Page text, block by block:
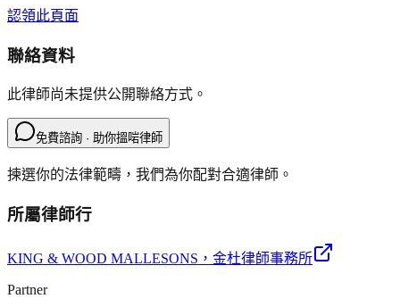
認領此頁面
聯絡資料
此律師尚未提供公開聯絡方式。
免費諮詢 · 助你搵啱律師
揀選你的法律範疇，我們為你配對合適律師。
所屬律師行
KING & WOOD MALLESONS ，金杜律師事務所
Partner